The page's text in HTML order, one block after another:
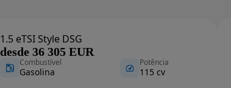
1.5 eTSI Style DSG
desde 36 305 EUR
Combustível
Gasolina
Potência
115 cv